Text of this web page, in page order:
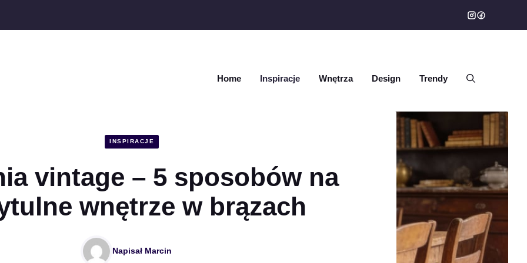
Home Inspiracje Wnętrza Design Trendy
INSPIRACJE
vintage – 5 sposobów na
wnętrze w brązach
Napisał Marcin